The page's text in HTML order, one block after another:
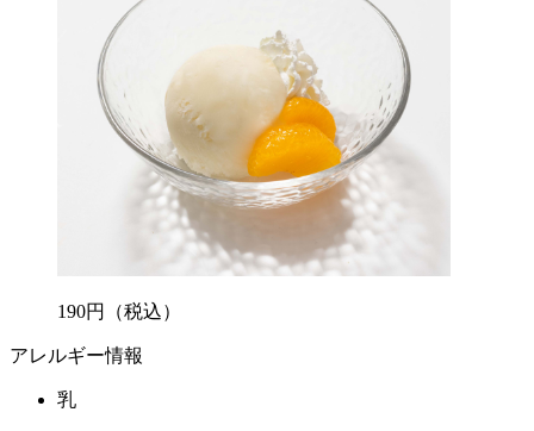
190円 （税込）
アレルギー情報
乳